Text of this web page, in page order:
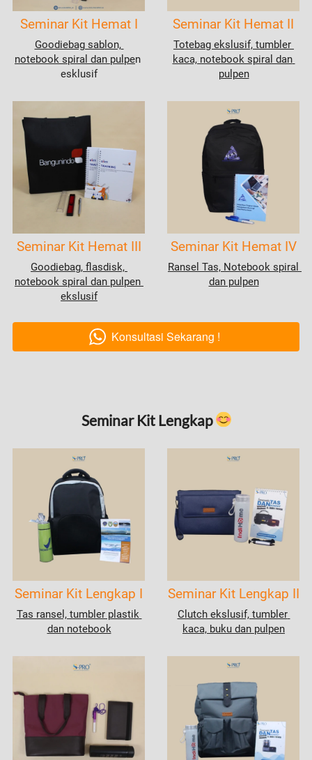
Seminar Kit Hemat I
Goodiebag sablon,
notebook spiral dan pulpen
esklusif
Seminar Kit Hemat II
Totebag ekslusif, tumbler
kaca, notebook spiral dan
pulpen
Seminar Kit Hemat III
Goodiebag, flasdisk,
notebook spiral dan pulpen
ekslusif
Seminar Kit Hemat IV
Ransel Tas, Notebook spiral
dan pulpen
` Konsultasi Sekarang !
Seminar Kit Lengkap
Seminar Kit Lengkap I
Tas ransel, tumbler plastik
dan notebook
Seminar Kit Lengkap II
Clutch ekslusif, tumbler
kaca, buku dan pulpen